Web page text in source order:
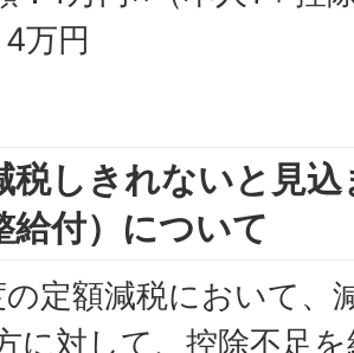
万円
税しきれないと見
給付）について
定額減税において、
に対して、控除不足